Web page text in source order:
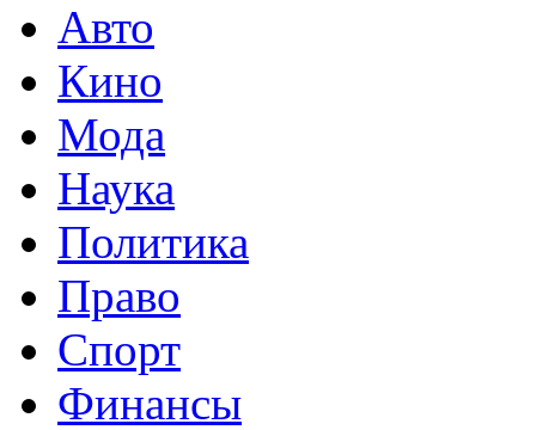
Авто
Кино
Мода
Наука
Политика
Право
Спорт
Финансы